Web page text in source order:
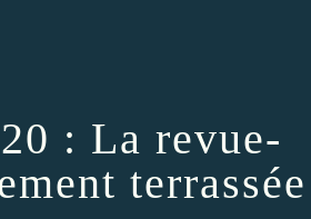
: La revue-
terrassée